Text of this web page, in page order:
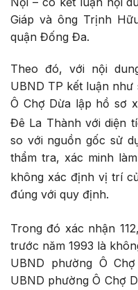
Giáp và ông Trịnh
quận Đống Đa.
Theo đó, với nội
UBND TP kết luận
Ô Chợ Dừa lập hồ sơ
Đê La Thành với diện
so với nguồn gốc sử
thẩm tra, xác minh
không xác định vị trí
đúng với quy định.
Trong đó xác nhận
trước năm 1993 là
UBND phường Ô
UBND phường Ô Chợ